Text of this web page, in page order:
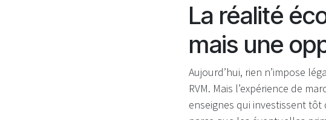
La réalité
mais une
Aujourd’hui, rien n’impose
RVM. Mais l’expérience de
enseignes qui investissent tôt